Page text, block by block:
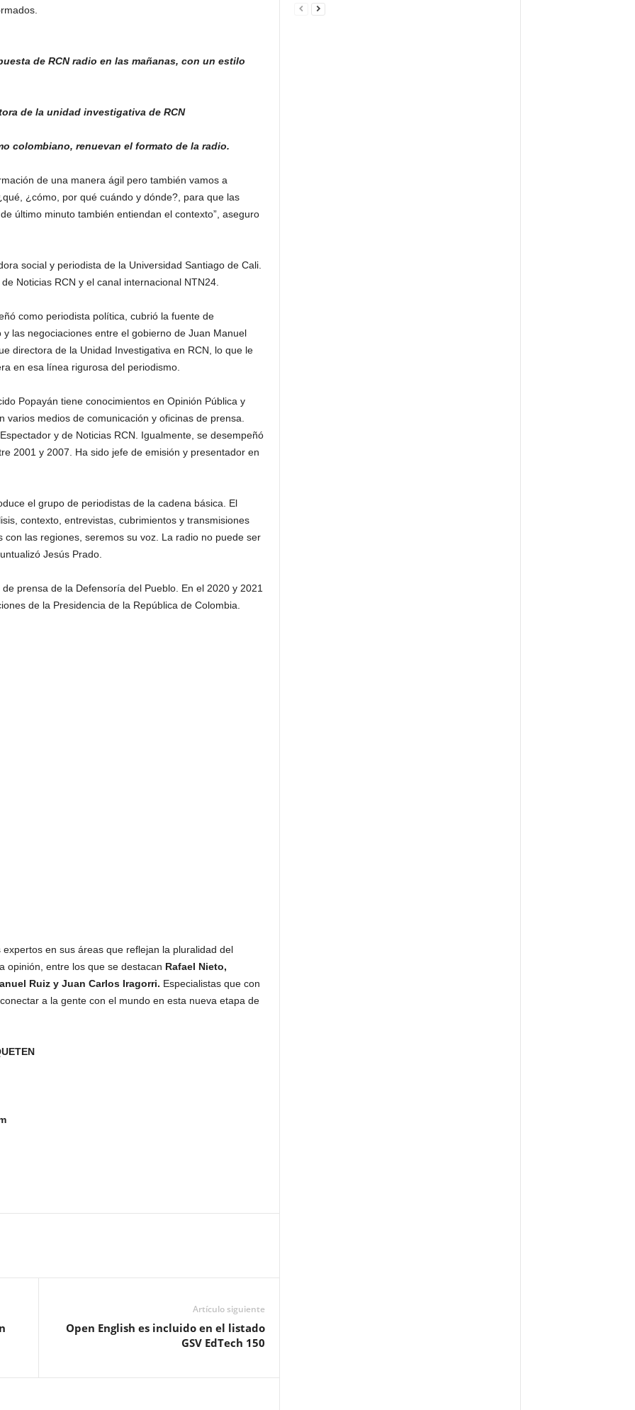
de RCN radio en las mañanas, con un estilo
de la unidad investigativa de RCN
colombiano, renuevan el formato de la radio.
de una manera ágil pero también vamos a
¿cómo, por qué cuándo y dónde?, para que las
último minuto también entiendan el contexto”, aseguro
social y periodista de la Universidad Santiago de Cali.
Noticias RCN y el canal internacional NTN24.
como periodista política, cubrió la fuente de
las negociaciones entre el gobierno de Juan Manuel
directora de la Unidad Investigativa en RCN, lo que le
en esa línea rigurosa del periodismo.
Popayán tiene conocimientos en Opinión Pública y
medios de comunicación y oficinas de prensa.
y de Noticias RCN. Igualmente, se desempeñó
2001 y 2007. Ha sido jefe de emisión y presentador en
el grupo de periodistas de la cadena básica. El
contexto, entrevistas, cubrimientos y transmisiones
con las regiones, seremos su voz. La radio no puede ser
Jesús Prado.
prensa de la Defensoría del Pueblo. En el 2020 y 2021
de la Presidencia de la República de Colombia.
en sus áreas que reflejan la pluralidad del
opinión, entre los que se destacan Rafael Nieto,
Ruiz y Juan Carlos Iragorri. Especialistas que con
a la gente con el mundo en esta nueva etapa de
Artículo siguiente
Open English es incluido en el listado
GSV EdTech 150